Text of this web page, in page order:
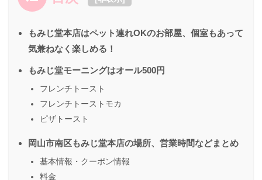
もみじ堂本店はペット連れOKのお部屋、個室もあって
気兼ねなく楽しめる！
もみじ堂モーニングはオール500円
フレンチトースト
フレンチトーストモカ
ピザトースト
岡山市南区もみじ堂本店の場所、営業時間などまとめ
基本情報・クーポン情報
料金